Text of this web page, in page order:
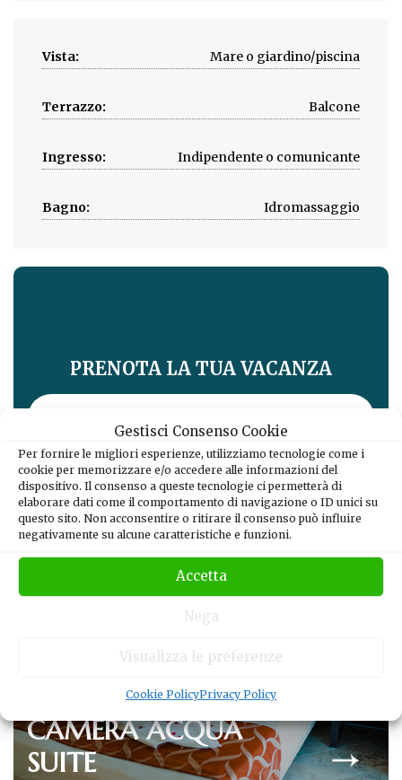
Gestisci Consenso Cookie
Per fornire le migliori esperienze, utilizziamo tecnologie come i
cookie per memorizzare e/o accedere alle informazioni del
dispositivo. Il consenso a queste tecnologie ci permetterà di
elaborare dati come il comportamento di navigazione o ID unici su
questo sito. Non acconsentire o ritirare il consenso può influire
negativamente su alcune caratteristiche e funzioni.
Accetta
Visualizza le preferenze
Cookie PolicyPrivacy Policy
Vista: Mare o giardino/piscina
Terrazzo: Balcone
Ingresso: Indipendente o comunicante
Bagno: Idromassaggio
PRENOTA LA TUA VACANZA
CAMERA ACQUA
SUITE